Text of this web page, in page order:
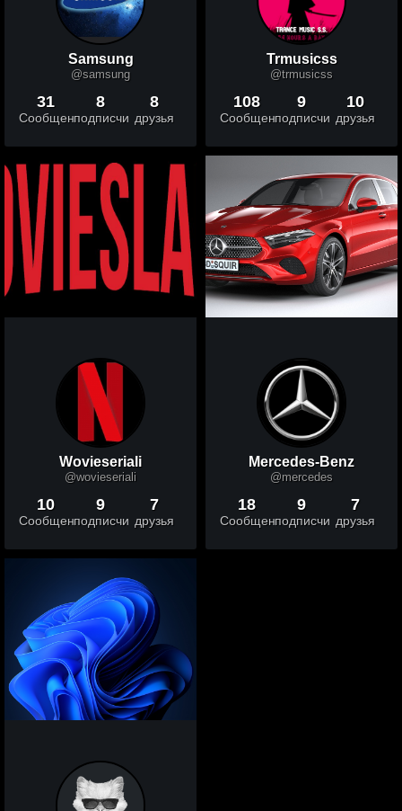
Samsung
@samsung
31
Сообщений
8
подписчики
8
друзья
Trmusicss
@trmusicss
108
Сообщений
9
подписчики
10
друзья
Wovieseriali
@wovieseriali
10
Сообщений
9
подписчики
7
друзья
Mercedes-Benz
@mercedes
18
Сообщений
9
подписчики
7
друзья